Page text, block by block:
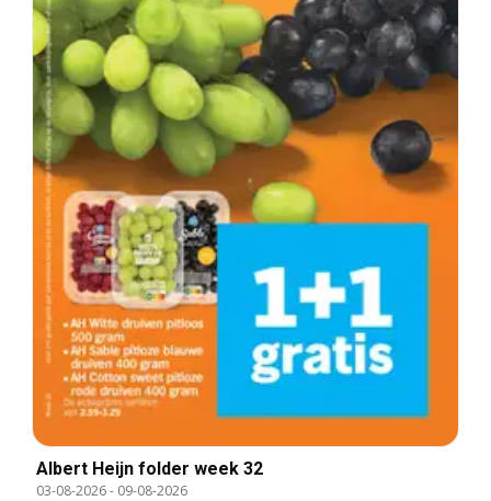
Albert Heijn folder week 32
03-08-2026- 09-08-2026